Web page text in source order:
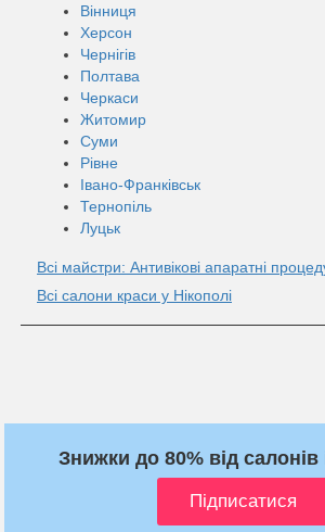
Вінниця
Херсон
Чернігів
Полтава
Черкаси
Житомир
Суми
Рівне
Івано-Франківськ
Тернопіль
Луцьк
Всі майстри: Антивікові апаратні
Всі салони краси у Нікополі
Знижки до 80% від салонів